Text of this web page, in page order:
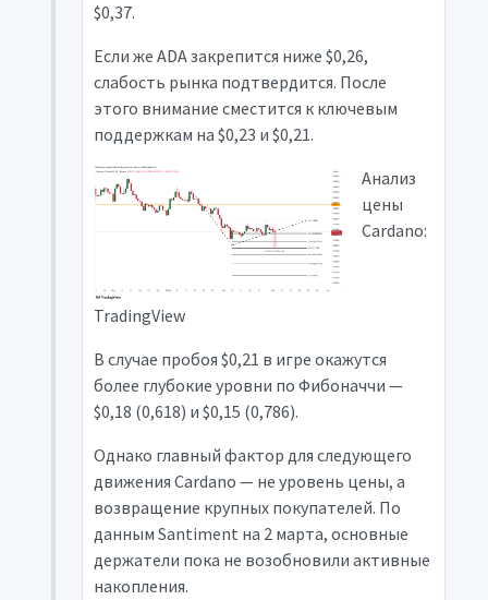
$0,37.
Если же ADA закрепится ниже $0,26,
слабость рынка подтвердится. После
этого внимание сместится к ключевым
поддержкам на $0,23 и $0,21.
Анализ
цены
Cardano:
TradingView
В случае пробоя $0,21 в игре окажутся
более глубокие уровни по Фибоначчи —
$0,18 (0,618) и $0,15 (0,786).
Однако главный фактор для следующего
движения Cardano — не уровень цены, а
возвращение крупных покупателей. По
данным Santiment на 2 марта, основные
держатели пока не возобновили активные
накопления.